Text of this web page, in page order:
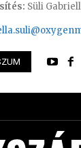
Süli